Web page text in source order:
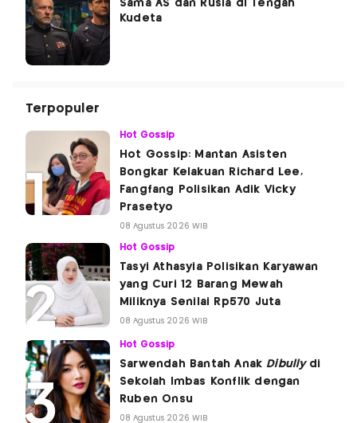
Sama AS dan Rusia di Tengah
Kudeta
Terpopuler
Hot Gossip
Hot Gossip: Mantan Asisten
Bongkar Kelakuan Richard Lee,
Fangfang Polisikan Adik Vicky
Prasetyo
08 Agustus 2026 WIB
Hot Gossip
Tasyi Athasyia Polisikan Karyawan
yang Curi 12 Barang Mewah
Miliknya Senilai Rp570 Juta
08 Agustus 2026 WIB
Hot Gossip
Sarwendah Bantah Anak Dibullydi
Sekolah Imbas Konflik dengan
Ruben Onsu
08 Agustus 2026 WIB